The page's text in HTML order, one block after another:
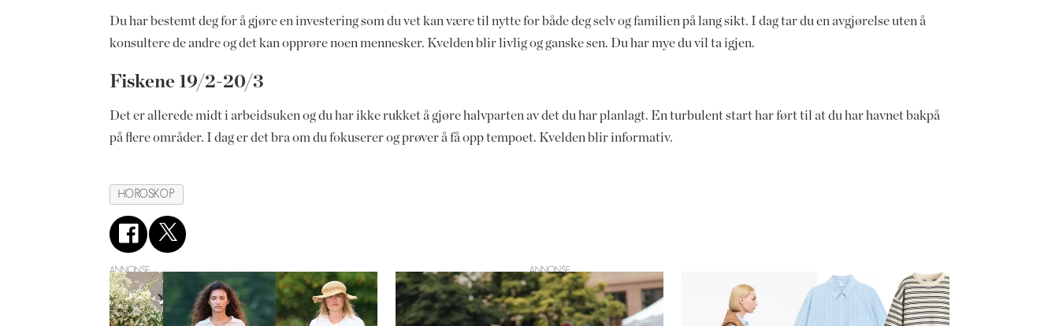
Du har bestemt deg for å gjøre en investering som du vet kan være til nytte for både deg selv og familien på lang sikt. I dag tar du en avgjørelse uten å
konsultere de andre og det kan opprøre noen mennesker. Kvelden blir livlig og ganske sen. Du har mye du vil ta igjen.
Fiskene 19/2-20/3
Det er allerede midt i arbeidsuken og du har ikke rukket å gjøre halvparten av det du har planlagt. En turbulent start har ført til at du har havnet bakpå
på flere områder. I dag er det bra om du fokuserer og prøver å få opp tempoet. Kvelden blir informativ.
HOROSKOP
ANNONSE